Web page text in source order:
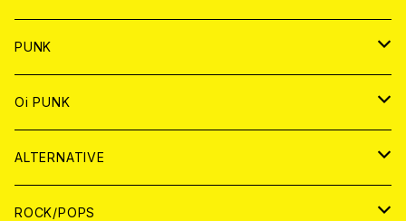
CD
ANALOG
WORLD
CD
ANALOG
CD
JAPAN
WORLD
ANALOG
JAPAN
WORLD
PUNK
JAPAN
CD
ANALOG
WORLD
CD
Oi PUNK
JAPAN
CD
WOLRD
ALTERNATIVE
JAPAN
ROCK/POPS